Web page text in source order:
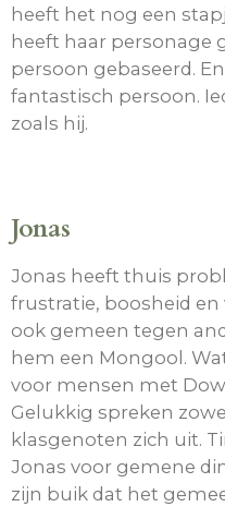
heeft het nog een
heeft haar personage
persoon gebaseerd.
fantastisch persoon.
zoals hij.
Jonas
Jonas heeft thuis
frustratie, boosheid
ook gemeen tegen
hem een Mongool.
voor mensen met
Gelukkig spreken
klasgenoten zich uit.
Jonas voor gemene
zijn buik dat het